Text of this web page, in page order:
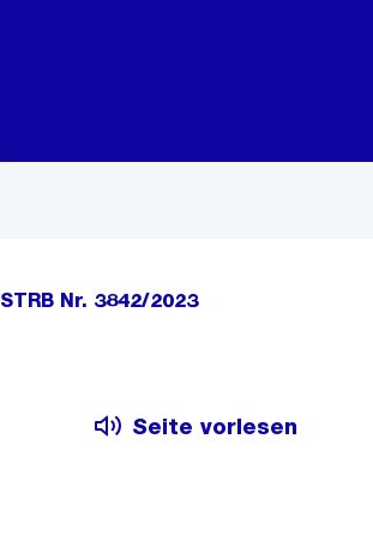
STRB Nr. 3842/2023
Seite vorlesen